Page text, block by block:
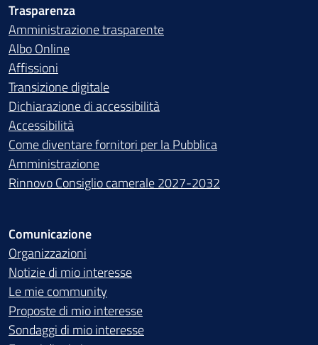
Trasparenza
Amministrazione trasparente
Albo Online
Affissioni
Transizione digitale
Dichiarazione di accessibilità
Accessibilità
Come diventare fornitori per la Pubblica
Amministrazione
Rinnovo Consiglio camerale 2027-2032
Comunicazione
Organizzazioni
Notizie di mio interesse
Le mie community
Proposte di mio interesse
Sondaggi di mio interesse